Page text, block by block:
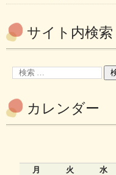
サイト内検索
カレンダー
月
火 水